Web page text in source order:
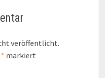
veröffentlicht.
* markiert